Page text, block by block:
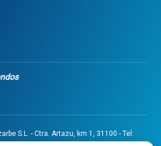
S.L. - Ctra. Artazu, km 1, 31100 - Tel: